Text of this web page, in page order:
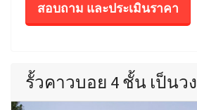
สอบถาม และประเมินราคา
รั้วคาวบอย 4 ชั้น เป็นวง